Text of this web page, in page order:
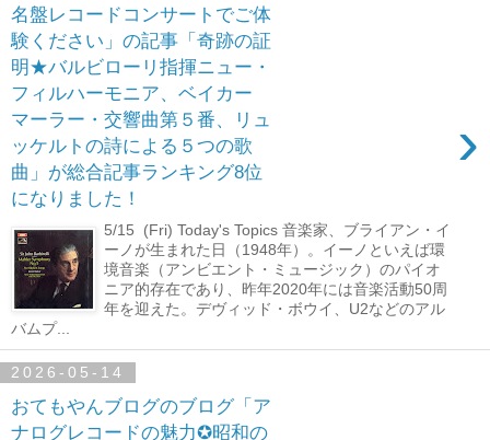
名盤レコードコンサートでご体
験ください」の記事「奇跡の証
明★バルビローリ指揮ニュー・
フィルハーモニア、ベイカー
マーラー・交響曲第５番、リュ
ッケルトの詩による５つの歌
曲」が総合記事ランキング8位
になりました！
›
5/15 (Fri) Today's Topics 音楽家、ブライアン・イ
ーノが生まれた日（1948年）。イーノといえば環
境音楽（アンビエント・ミュージック）のパイオ
ニア的存在であり、昨年2020年には音楽活動50周
年を迎えた。デヴィッド・ボウイ、U2などのアル
バムプ...
2026-05-14
おてもやんブログのブログ「ア
ナログレコードの魅力✪昭和の